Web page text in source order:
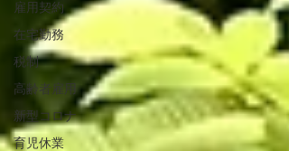
雇用契約
在宅勤務
税制
高齢者雇用
新型コロナ
育児休業